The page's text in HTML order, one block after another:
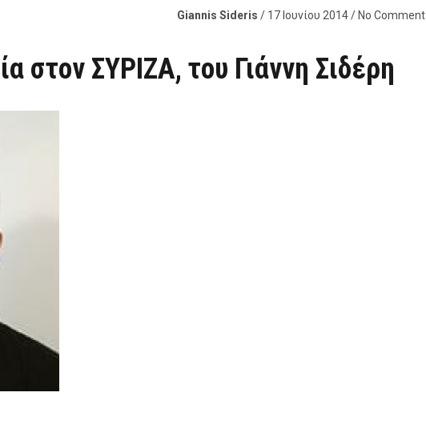
Giannis Sideris / 17 Ιουνίου 2014 / No Comment
στον ΣΥΡΙΖΑ, του Γιάννη Σιδέρη